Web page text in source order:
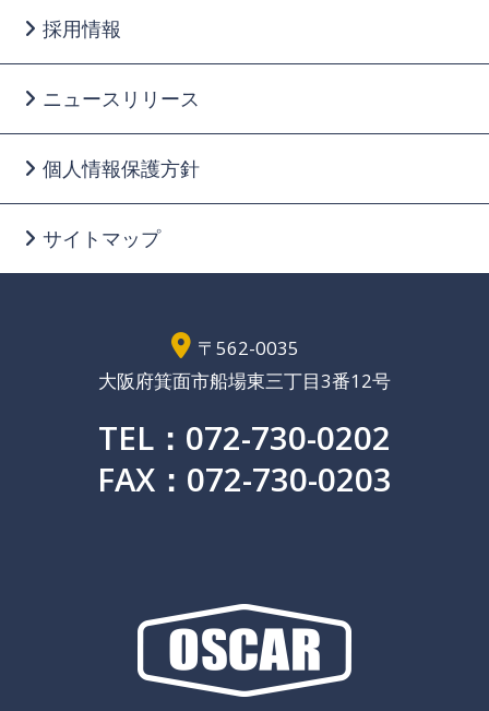
採用情報
ニュースリリース
個人情報保護方針
サイトマップ
〒562-0035
大阪府箕面市船場東三丁目3番12号
TEL：072-730-0202
FAX：072-730-0203